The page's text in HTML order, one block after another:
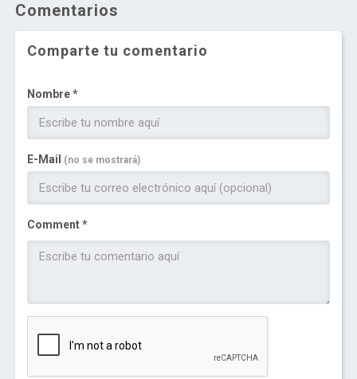
Comentarios
Comparte tu comentario
Nombre *
E-Mail (no se mostrará)
Comment *